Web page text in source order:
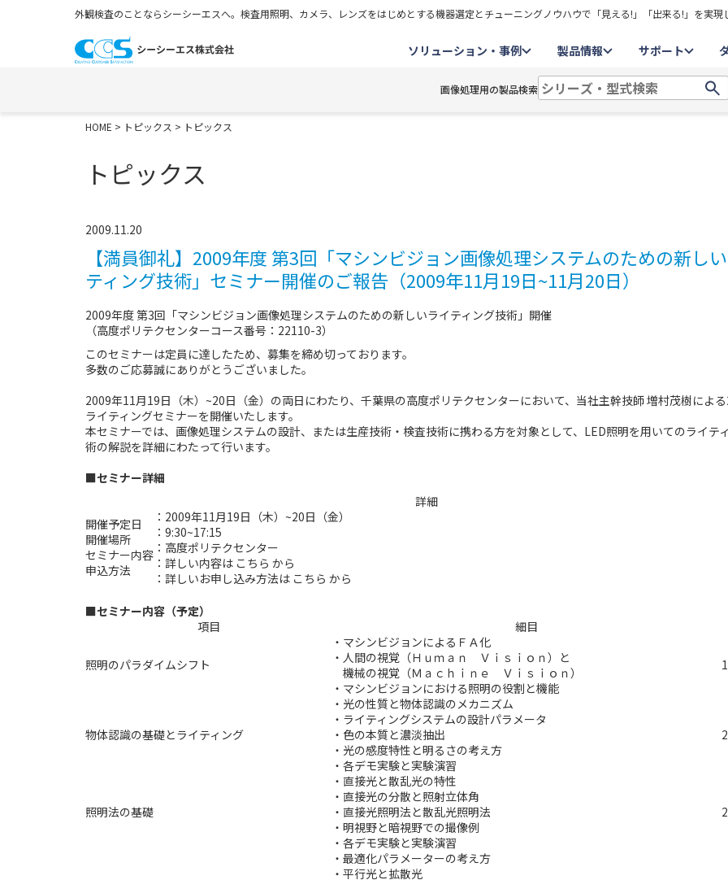
外観検査のことならシーシーエスへ。検査用照明、カメラ、レンズをはじめとする機器選定とチューニングノウハウで「見える!」「出来る!」を実現
ソリューション・事例 製品情報 サポート
画像処理用の製品検索
HOME > トピックス > トピックス
トピックス
2009.11.20
【満員御礼】2009年度 第3回「マシンビジョン画像処理システムのための新し
ティング技術」セミナー開催のご報告（2009年11月19日~11月20日）
2009年度 第3回「マシンビジョン画像処理システムのための新しいライティング技術」開催
（高度ポリテクセンターコース番号：22110-3）
このセミナーは定員に達したため、募集を締め切っております。
多数のご応募誠にありがとうございました。
2009年11月19日（木）~20日（金）の両日にわたり、千葉県の高度ポリテクセンターにおいて、当社主幹技師 増村茂樹によ
ライティングセミナーを開催いたします。
本セミナーでは、画像処理システムの設計、または生産技術・検査技術に携わる方を対象として、LED照明を用いてのライテ
術の解説を詳細にわたって行います。
■セミナー詳細
詳細
開催予定日
開催場所
セミナー内容
申込方法
：2009年11月19日（木）~20日（金）
：9:30~17:15
：高度ポリテクセンター
：詳しい内容は こちら から
：詳しいお申し込み方法は こちら から
■セミナー内容（予定）
項目
細目
照明のパラダイムシフト
・マシンビジョンによるＦＡ化
・人間の視覚（Ｈｕｍａｎ Ｖｉｓｉｏｎ）と
機械の視覚（Ｍａｃｈｉｎｅ Ｖｉｓｉｏｎ）
・マシンビジョンにおける照明の役割と機能
物体認識の基礎とライティング
・光の性質と物体認識のメカニズム
・ライティングシステムの設計パラメータ
・色の本質と濃淡抽出
・光の感度特性と明るさの考え方
・各デモ実験と実験演習
照明法の基礎
・直接光と散乱光の特性
・直接光の分散と照射立体角
・直接光照明法と散乱光照明法
・明視野と暗視野での撮像例
・各デモ実験と実験演習
・最適化パラメーターの考え方
・平行光と拡散光